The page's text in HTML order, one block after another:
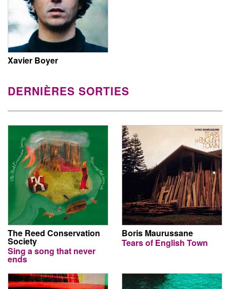
Xavier Boyer
DERNIÈRES SORTIES
The Reed Conservation
Society
Sing a song that never
ends
Boris Maurussane
Tears of English Town